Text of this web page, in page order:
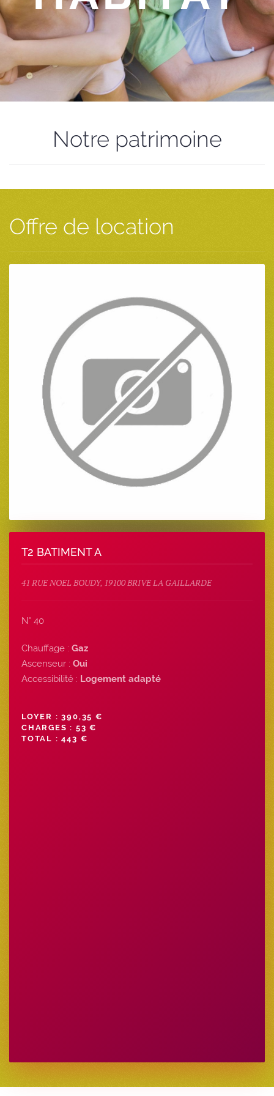
Notre patrimoine
Offre de location
T2 BATIMENT A
41 RUE NOEL BOUDY, 19100 BRIVE LA GAILLARDE
N° 40
Chauffage : Gaz
Ascenseur : Oui
Accessibilité : Logement adapté
LOYER : 390,35 €
CHARGES : 53 €
TOTAL : 443 €